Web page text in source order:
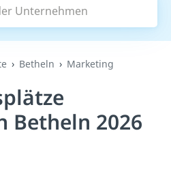
Betheln Marketing
Betheln 2026